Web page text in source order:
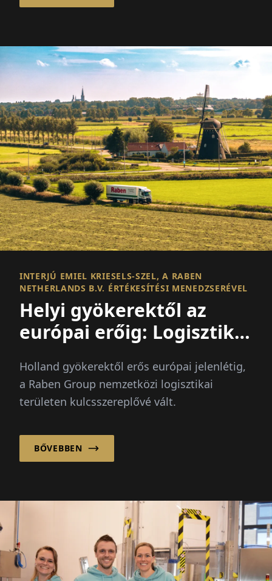
INTERJÚ EMIEL KRIESELS-SZEL, A RABEN
NETHERLANDS B.V. ÉRTÉKESÍTÉSI MENEDZSERÉVEL
Helyi gyökerektől az
európai erőig: Logisztika,
Holland gyökerektől erős európai jelenlétig,
a Raben Group nemzetközi logisztikai
területen kulcsszereplővé vált.
BŐVEBBEN